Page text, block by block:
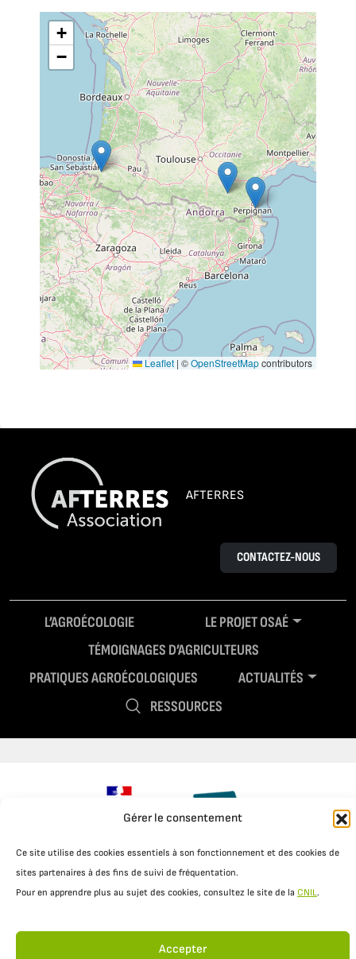
Gérer le consentement
Ce site utilise des cookies essentiels à son fonctionnement et des cookies de
sites partenaires à des fins de suivi de fréquentation.
Pour en apprendre plus au sujet des cookies, consultez le site de la CNIL.
Accepter
+
−
Leaflet | ©OpenStreetMapcontributors
AFTERRES
CONTACTEZ-NOUS
L’AGROÉCOLOGIE
LE PROJET OSAÉ
TÉMOIGNAGES D’AGRICULTEURS
PRATIQUES AGROÉCOLOGIQUES
ACTUALITÉS
RESSOURCES
Mentions légales Politique de confidentialité